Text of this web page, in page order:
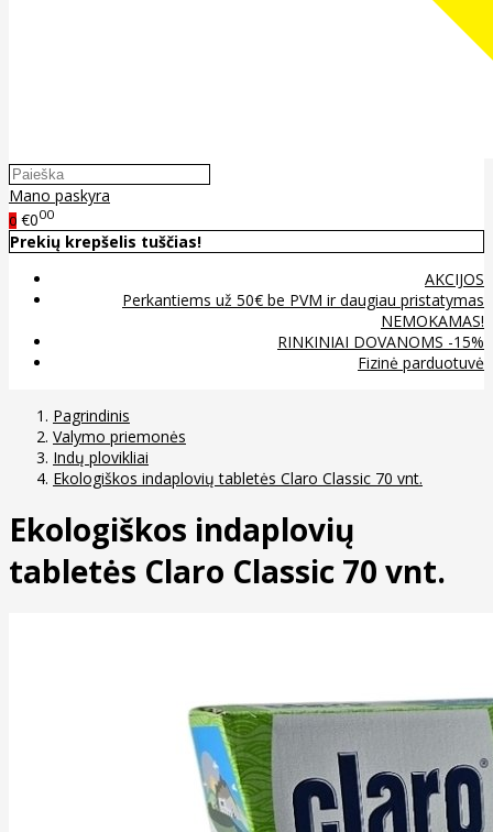
Mano paskyra
0 €000
Prekių krepšelis tuščias!
AKCIJOS
Perkantiems už 50€ be PVM ir daugiau pristatymas
NEMOKAMAS!
RINKINIAI DOVANOMS -15%
Fizinė parduotuvė
Pagrindinis
Valymo priemonės
Indų plovikliai
Ekologiškos indaplovių tabletės Claro Classic 70 vnt.
Ekologiškos indaplovių
tabletės Claro Classic 70 vnt.